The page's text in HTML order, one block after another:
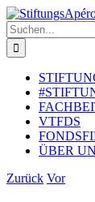
Zum
Inhalt
springen
Suche
nach:
VTFDS
ÜBER
Zurück Vor